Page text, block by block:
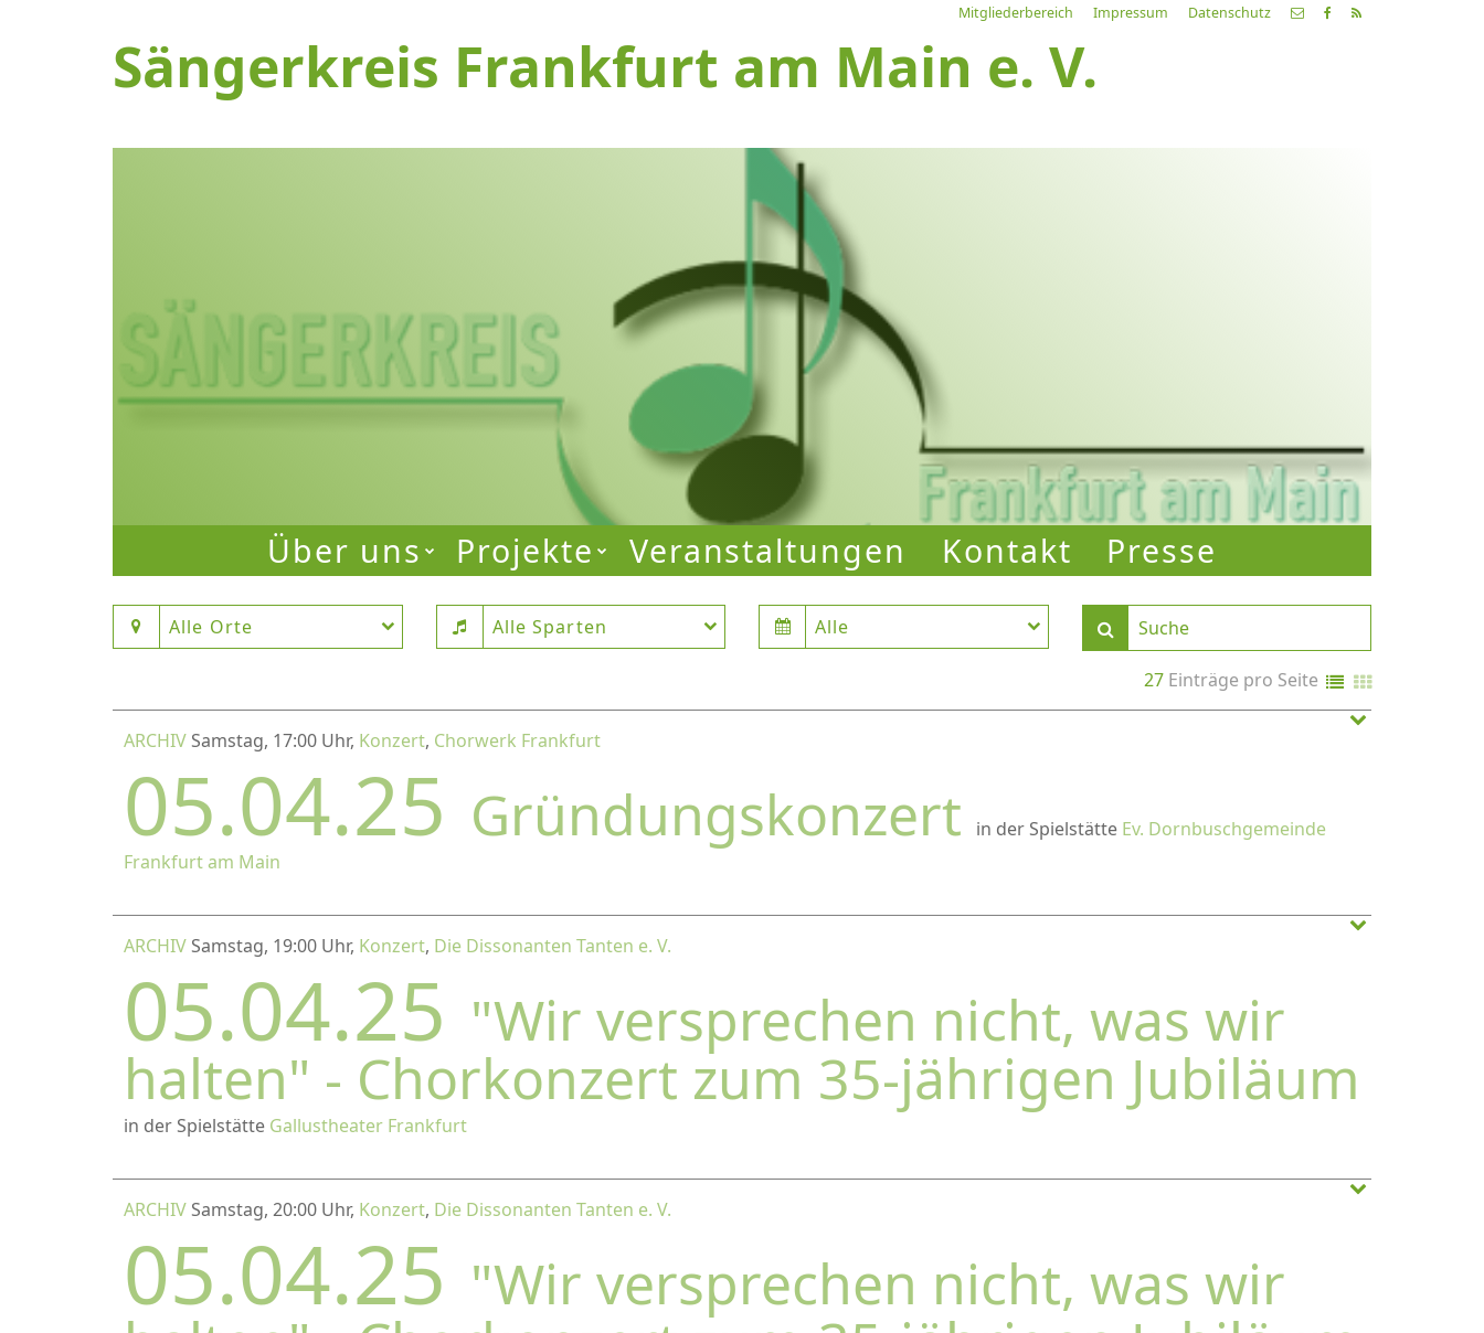
Mitgliederbereich Impressum Datenschutz
Sängerkreis Frankfurt am Main e. V.
Letzte Alle
Über uns Projekte Veranstaltungen Kontakt Presse
Alle Orte Alle Sparten Alle
27 Einträge pro Seite
ARCHIVSamstag, 17:00 Uhr, Konzert, Chorwerk Frankfurt
05.04.25 Gründungskonzert in der Spielstätte Ev. Dornbuschgemeinde
Frankfurt am Main
ARCHIVSamstag, 19:00 Uhr, Konzert, Die Dissonanten Tanten e. V.
05.04.25 "Wir versprechen nicht, was wir
halten" - Chorkonzert zum 35-jährigen Jubiläum
in der Spielstätte Gallustheater Frankfurt
ARCHIVSamstag, 20:00 Uhr, Konzert, Die Dissonanten Tanten e. V.
05.04.25 "Wir versprechen nicht, was wir